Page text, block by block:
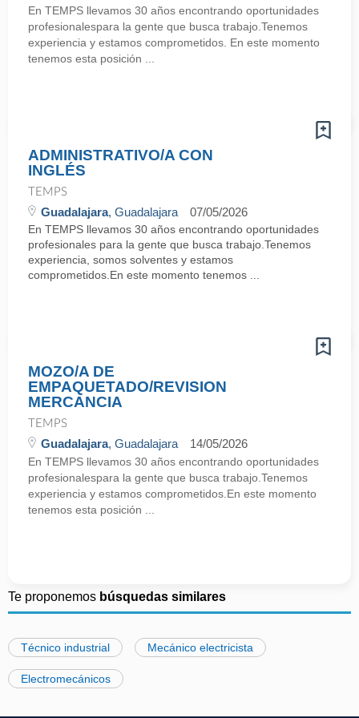
En TEMPS llevamos 30 años encontrando oportunidades
profesionalespara la gente que busca trabajo.Tenemos
experiencia y estamos comprometidos. En este momento
tenemos esta posición ...
ADMINISTRATIVO/A CON
INGLÉS
TEMPS
Guadalajara, Guadalajara 07/05/2026
En TEMPS llevamos 30 años encontrando oportunidades
profesionales para la gente que busca trabajo.Tenemos
experiencia, somos solventes y estamos
comprometidos.En este momento tenemos ...
MOZO/A DE
EMPAQUETADO/REVISION
MERCANCIA
TEMPS
Guadalajara, Guadalajara 14/05/2026
En TEMPS llevamos 30 años encontrando oportunidades
profesionalespara la gente que busca trabajo.Tenemos
experiencia y estamos comprometidos.En este momento
tenemos esta posición ...
Te proponemos búsquedas similares
Técnico industrial Mecánico electricista
Electromecánicos